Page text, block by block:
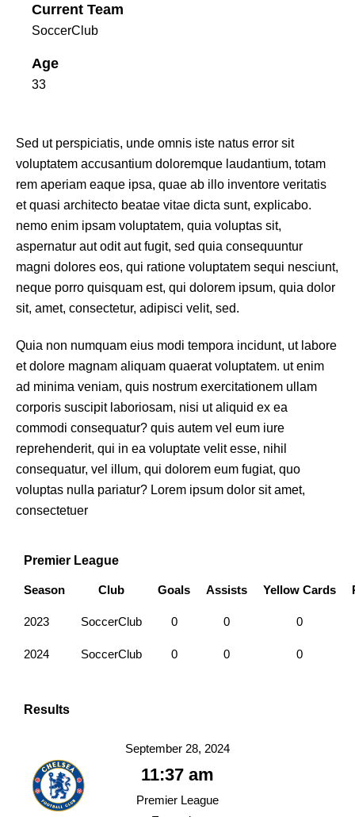
Current Team
SoccerClub
Age
33
Sed ut perspiciatis, unde omnis iste natus error sit
voluptatem accusantium doloremque laudantium, totam
rem aperiam eaque ipsa, quae ab illo inventore veritatis
et quasi architecto beatae vitae dicta sunt, explicabo.
nemo enim ipsam voluptatem, quia voluptas sit,
aspernatur aut odit aut fugit, sed quia consequuntur
magni dolores eos, qui ratione voluptatem sequi nesciunt,
neque porro quisquam est, qui dolorem ipsum, quia dolor
sit, amet, consectetur, adipisci velit, sed.
Quia non numquam eius modi tempora incidunt, ut labore
et dolore magnam aliquam quaerat voluptatem. ut enim
ad minima veniam, quis nostrum exercitationem ullam
corporis suscipit laboriosam, nisi ut aliquid ex ea
commodi consequatur? quis autem vel eum iure
reprehenderit, qui in ea voluptate velit esse, nihil
consequatur, vel illum, qui dolorem eum fugiat, quo
voluptas nulla pariatur? Lorem ipsum dolor sit amet,
consectetuer
Premier League
Season Club Goals Assists Yellow Cards
2023 SoccerClub 0 0 0
2024 SoccerClub 0 0 0
Results
September 28, 2024
11:37 am
Premier League